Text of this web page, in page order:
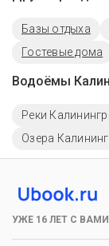
Базы отдыха
Гостевые дома
Водоёмы
Реки
Озера
УЖЕ 16 ЛЕТ С ВАМИ